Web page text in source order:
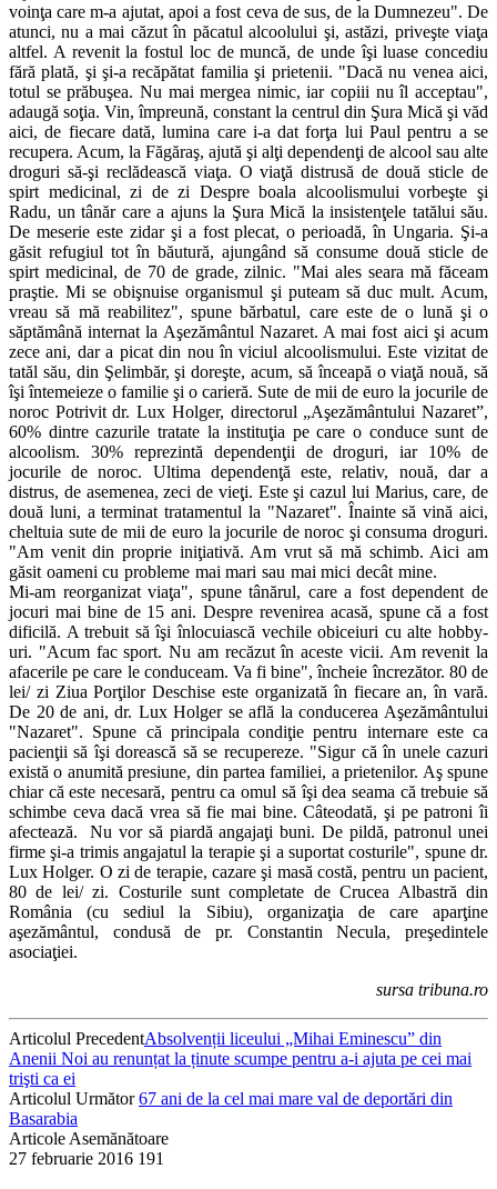
voinţa care m-a ajutat, apoi a fost ceva de sus, de la Dumnezeu". De
atunci, nu a mai căzut în păcatul alcoolului şi, astăzi, priveşte viaţa
altfel. A revenit la fostul loc de muncă, de unde îşi luase concediu
fără plată, şi şi-a recă­pătat familia şi prietenii. "Dacă nu venea aici,
totul se prăbuşea. Nu mai mergea nimic, iar copiii nu îl acceptau",
adaugă soţia. Vin, împreună, constant la centrul din Şura Mică şi văd
aici, de fiecare dată, lumina care i-a dat forţa lui Paul pentru a se
recupera. Acum, la Făgăraş, ajută şi alţi dependenţi de alcool sau alte
droguri să-şi reclădească viaţa. O viaţă distrusă de două sticle de
spirt medicinal, zi de zi Despre boala alcoolismului vorbeşte şi
Radu, un tânăr care a ajuns la Şura Mică la insistenţele tatălui său.
De meserie este zidar şi a fost plecat, o perioadă, în Un­garia. Şi-a
găsit refugiul tot în bău­tură, ajungând să consume două sticle de
spirt medicinal, de 70 de grade, zilnic. "Mai ales seara mă făceam
praştie. Mi se obişnuise organismul şi puteam să duc mult. Acum,
vreau să mă reabilitez", spu­ne bărbatul, care este de o lună şi o
săptămână internat la Aşeză­mântul Nazaret. A mai fost aici şi acum
zece ani, dar a picat din nou în viciul alcoolismului. Este vizitat de
tatăl său, din Şelimbăr, şi do­reşte, acum, să înceapă o viaţă nouă, să
îşi întemeieze o familie şi o carieră. Sute de mii de euro la jocurile de
noroc Potrivit dr. Lux Holger, directorul „Aşezământului Nazaret”,
60% dintre cazurile tratate la instituţia pe care o conduce sunt de
alcoolism. 30% reprezintă dependenţii de droguri, iar 10% de
jocurile de no­roc. Ultima dependenţă este, relativ, nouă, dar a
distrus, de asemenea, zeci de vieţi. Este şi cazul lui Marius, care, de
două luni, a terminat tratamentul la "Nazaret". Înainte să vină aici,
cheltuia sute de mii de euro la jocurile de noroc şi con­suma droguri.
"Am venit din proprie iniţiativă. Am vrut să mă schimb. Aici am
găsit oameni cu probleme mai mari sau mai mici decât mine.
Mi-am reorganizat viaţa", spune tână­rul, care a fost dependent de
jocuri mai bine de 15 ani. Despre reve­nirea acasă, spune că a fost
difi­cilă. A trebuit să îşi înlocuiască vechile obiceiuri cu alte hobby-
uri. "Acum fac sport. Nu am recăzut în aceste vicii. Am revenit la
afacerile pe care le conduceam. Va fi bine", încheie încrezător. 80 de
lei/ zi Ziua Porţilor Deschise este orga­nizată în fiecare an, în vară.
De 20 de ani, dr. Lux Holger se află la con­du­cerea Aşezământului
"Nazaret". Spune că principala condiţie pentru internare este ca
pacienţii să îşi dorească să se recupereze. "Sigur că în unele cazuri
există o anumită presiune, din partea familiei, a prietenilor. Aş spune
chiar că este necesară, pentru ca omul să îşi dea seama că trebuie să
schimbe ceva dacă vrea să fie mai bine. Câteodată, şi pe patroni îi
afec­tează. Nu vor să piardă angajaţi buni. De pildă, patronul unei
firme şi-a trimis angajatul la terapie şi a suportat costurile", spune dr.
Lux Holger. O zi de terapie, cazare şi masă costă, pentru un pacient,
80 de lei/ zi. Costurile sunt completate de Crucea Albastră din
România (cu sediul la Sibiu), organizaţia de care aparţine
aşezământul, con­dusă de pr. Constantin Necula, preşedintele
asociaţiei.
sursa tribuna.ro
Articolul PrecedentAbsolvenții liceului „Mihai Eminescu” din
Anenii Noi au renunțat la ținute scumpe pentru a-i ajuta pe cei mai
trişti ca ei
Articolul Următor67 ani de la cel mai mare val de deportări din
Basarabia
Articole Asemănătoare
27 februarie 2016 191